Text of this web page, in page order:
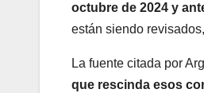
octubre de 2024 y
están siendo
La fuente citada por
que rescinda esos